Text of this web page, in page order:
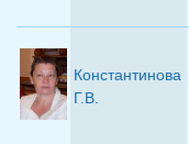
Константинова
Г.В.